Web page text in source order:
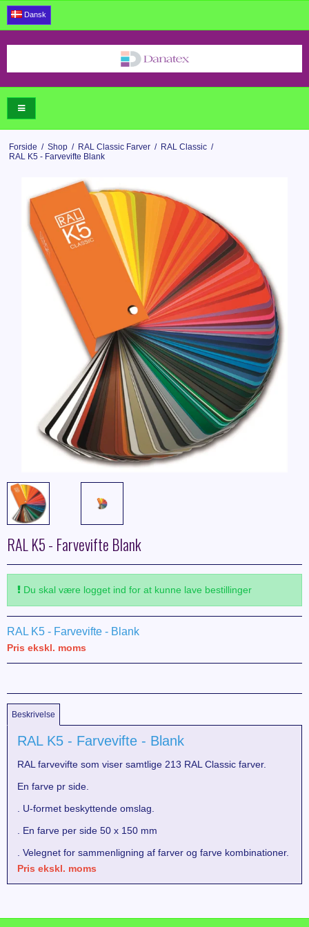
Dansk
Forside / Shop / RAL Classic Farver / RAL Classic /
RAL K5 - Farvevifte Blank
RAL K5 - Farvevifte Blank
Du skal være logget ind for at kunne lave bestillinger
RAL K5 - Farvevifte - Blank
Pris ekskl. moms
Beskrivelse
RAL K5 - Farvevifte - Blank
RAL farvevifte som viser samtlige 213 RAL Classic farver.
En farve pr side.
. U-formet beskyttende omslag.
. En farve per side 50 x 150 mm
. Velegnet for sammenligning af farver og farve kombinationer.
Pris ekskl. moms